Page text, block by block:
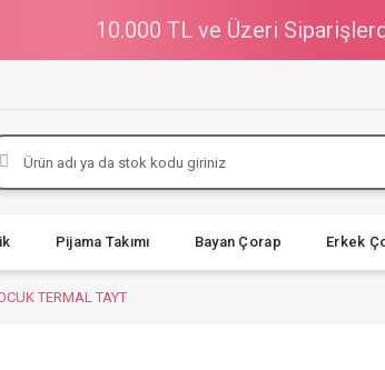
10.000 TL ve Üzeri
Pijama Takımı Bayan Çorap Erkek
TERMAL TAYT